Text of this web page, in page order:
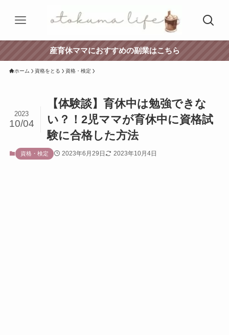
産育休ママにおすすめの副業はこちら
ホーム 資格をとる 資格・検定
【体験談】育休中は勉強できな
い？！2児ママが育休中に資格試
験に合格した方法
2023
10/04
資格・検定 2023年6月29日 2023年10月4日